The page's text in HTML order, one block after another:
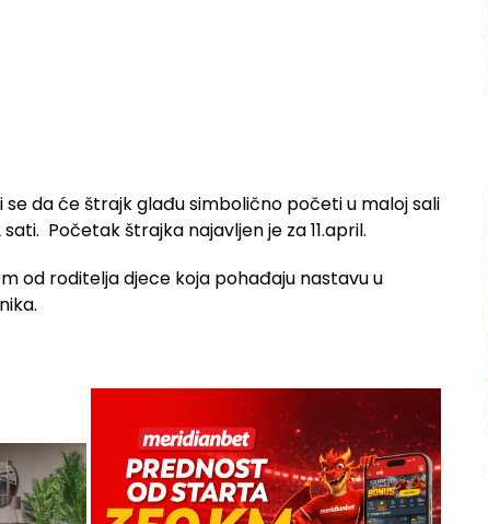
da će štrajk glađu simbolično početi u maloj sali
Početak štrajka najavljen je za 11.april.
od roditelja djece koja pohađaju nastavu u